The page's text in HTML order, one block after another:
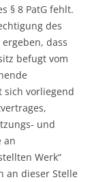
§ 8 PatG fehlt.
des
dass
befugt vom
sich vorliegend
und
an
Werk“
an dieser Stelle